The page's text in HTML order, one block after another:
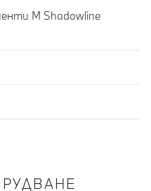
M Shadowline